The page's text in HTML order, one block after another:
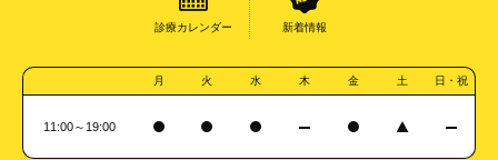
診療カレンダー 新着情報
月 火 水 木 金 土 日・祝
11:00～19:00